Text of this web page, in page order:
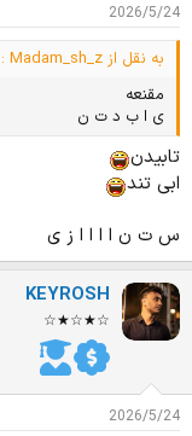
2026/5/24
به نقل از Madam_sh_z :
مقنعه
ی ا ب د ت ن
تابیدن
ابی تند
س ت ن ا ا ا ا ز ی
KEYROSH
☆★☆★☆
2026/5/24